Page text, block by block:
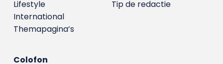
Tip de redactie
Lifestyle
International
Themapagina’s
Colofon